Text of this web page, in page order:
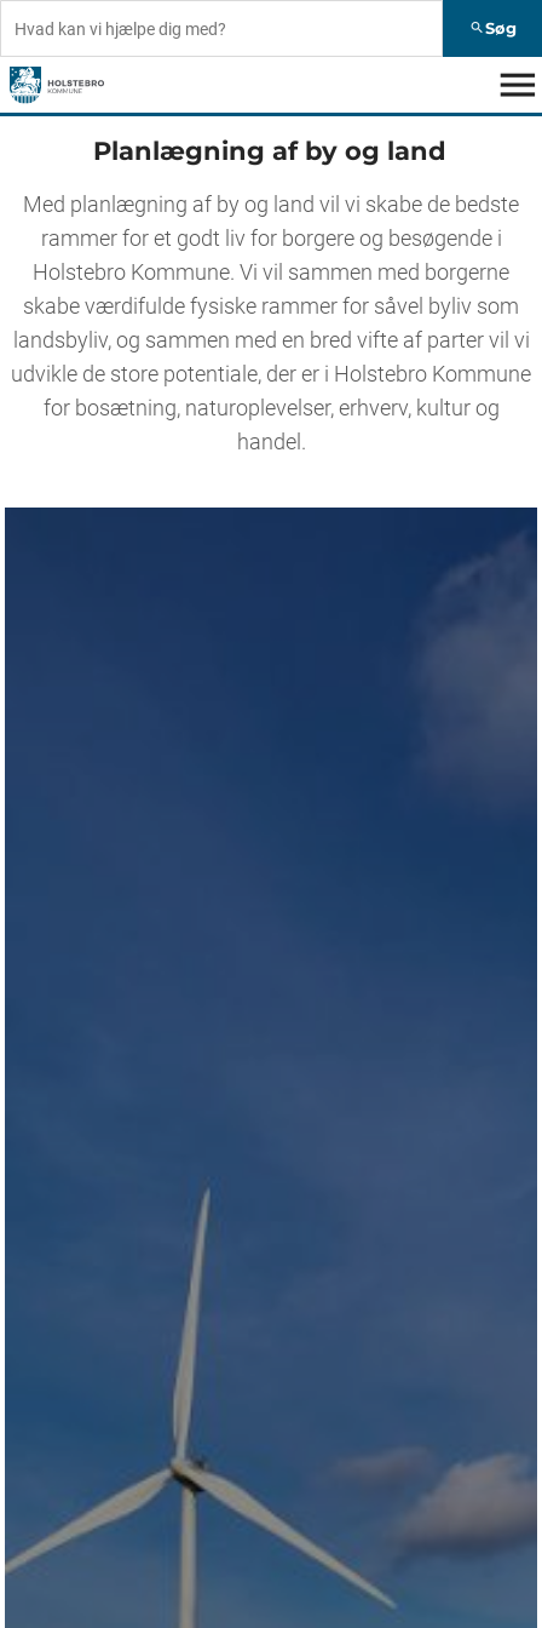
search Søg
menu
Planlægning af by og land
Med planlægning af by og land vil vi skabe de bedste
rammer for et godt liv for borgere og besøgende i
Holstebro Kommune. Vi vil sammen med borgerne
skabe værdifulde fysiske rammer for såvel byliv som
landsbyliv, og sammen med en bred vifte af parter vil vi
udvikle de store potentiale, der er i Holstebro Kommune
for bosætning, naturoplevelser, erhverv, kultur og
handel.